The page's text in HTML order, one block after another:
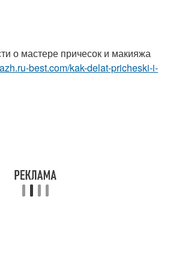
о мастере причесок и макияжа
best.com/kak-delat-pricheski-i-